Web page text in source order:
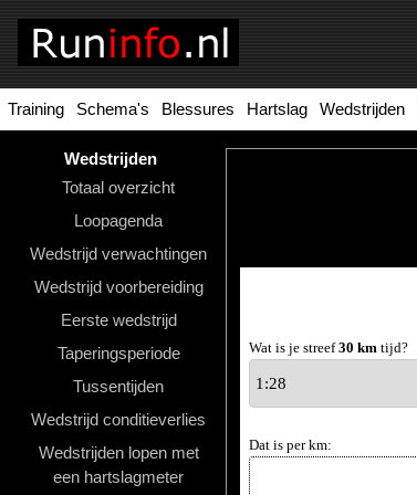
Training Schema's Blessures Hartslag Wedstrijden
Wedstrijden
Totaal overzicht
Loopagenda
Wedstrijd verwachtingen
Wedstrijd voorbereiding
Eerste wedstrijd
Taperingsperiode
Tussentijden
Wedstrijd conditieverlies
Wedstrijden lopen met
een hartslagmeter
Homepage
Hardloopschema's
Hardloopblessures
Wedstrijden
Sportvoeding
Wat is je streef30 km tijd?
Dat is per km: